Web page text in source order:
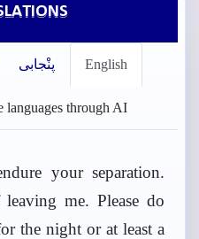
English پنْجابی
languages through AI
your separation.
me. Please do
the night or at least a